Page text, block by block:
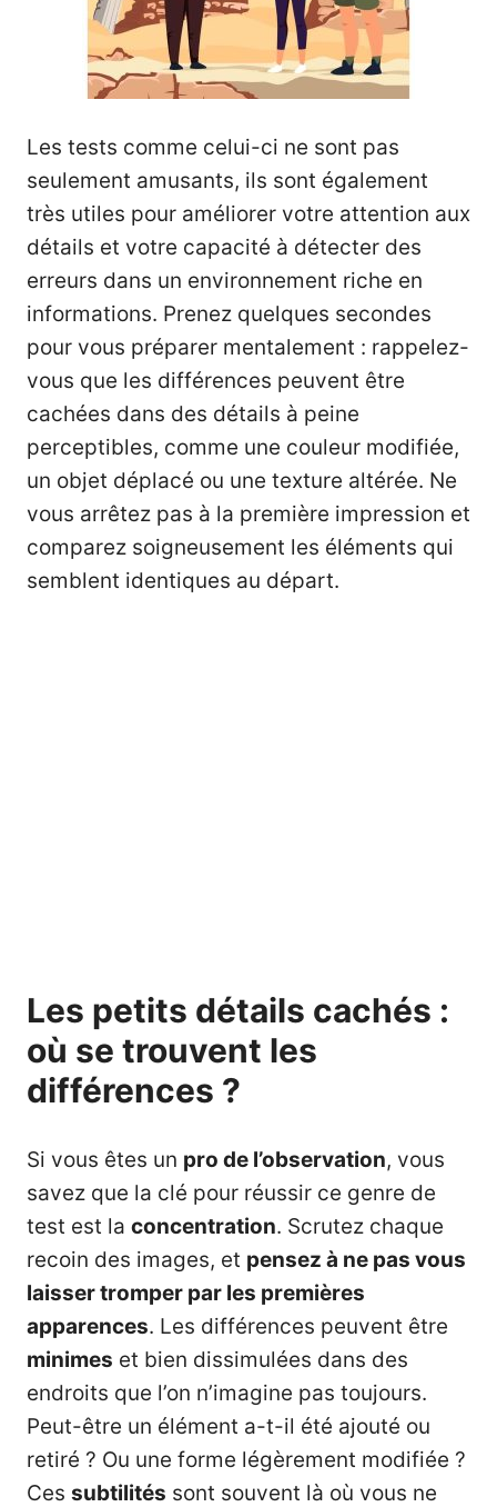
Les tests comme celui-ci ne sont pas
seulement amusants, ils sont également
très utiles pour améliorer votre attention aux
détails et votre capacité à détecter des
erreurs dans un environnement riche en
informations. Prenez quelques secondes
pour vous préparer mentalement : rappelez-
vous que les différences peuvent être
cachées dans des détails à peine
perceptibles, comme une couleur modifiée,
un objet déplacé ou une texture altérée. Ne
vous arrêtez pas à la première impression et
comparez soigneusement les éléments qui
semblent identiques au départ.
Les petits détails cachés :
où se trouvent les
différences ?
Si vous êtes un pro de l’observation, vous
savez que la clé pour réussir ce genre de
test est la concentration. Scrutez chaque
recoin des images, et pensez à ne pas vous
laisser tromper par les premières
apparences. Les différences peuvent être
minimes et bien dissimulées dans des
endroits que l’on n’imagine pas toujours.
Peut-être un élément a-t-il été ajouté ou
retiré ? Ou une forme légèrement modifiée ?
Ces subtilités sont souvent là où vous ne